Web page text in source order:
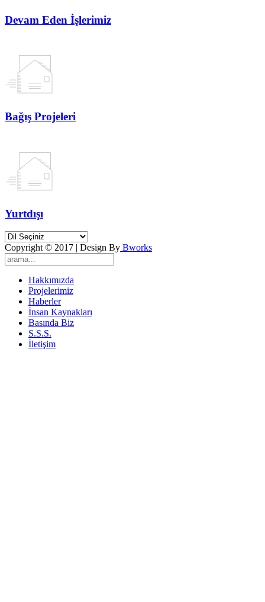
Devam Eden İşlerimiz
Bağış Projeleri
Yurtdışı
Copyright © 2017 | Design By Bworks
Hakkımızda
Projelerimiz
Haberler
İnsan Kaynakları
Basında Biz
S.S.S.
İletişim